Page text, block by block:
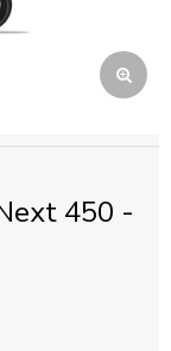
450 -